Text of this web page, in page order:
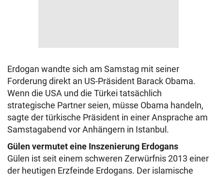
Erdogan wandte sich am Samstag mit seiner
Forderung direkt an US-Präsident Barack Obama.
Wenn die USA und die Türkei tatsächlich
strategische Partner seien, müsse Obama handeln,
sagte der türkische Präsident in einer Ansprache am
Samstagabend vor Anhängern in Istanbul.
Gülen vermutet eine Inszenierung Erdogans
Gülen ist seit einem schweren Zerwürfnis 2013 einer
der heutigen Erzfeinde Erdogans. Der islamische